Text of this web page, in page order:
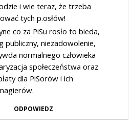
i wie teraz, że trzeba
tych p.osłów!
co za PiSu rosło to bieda,
publiczny, niezadowolenie,
normalnego człowieka
społeczeństwa oraz
dla PiSorów i ich
ODPOWIEDZ